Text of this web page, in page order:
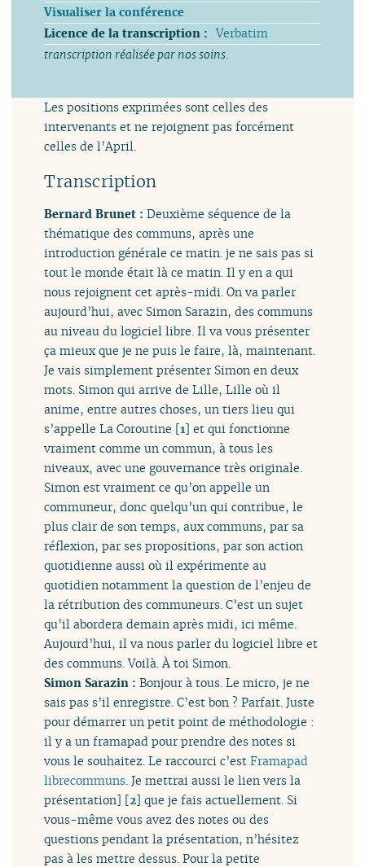
Visualiser la conférence
Licence de la transcription : Verbatim
transcription réalisée par nos soins.
Les positions exprimées sont celles des
intervenants et ne rejoignent pas forcément
celles de l’April.
Transcription
Bernard Brunet : Deuxième séquence de la
thématique des communs, après une
introduction générale ce matin. je ne sais pas si
tout le monde était là ce matin. Il y en a qui
nous rejoignent cet après-midi. On va parler
aujourd’hui, avec Simon Sarazin, des communs
au niveau du logiciel libre. Il va vous présenter
ça mieux que je ne puis le faire, là, maintenant.
Je vais simplement présenter Simon en deux
mots. Simon qui arrive de Lille, Lille où il
anime, entre autres choses, un tiers lieu qui
s’appelle La Coroutine [1] et qui fonctionne
vraiment comme un commun, à tous les
niveaux, avec une gouvernance très originale.
Simon est vraiment ce qu’on appelle un
communeur, donc quelqu’un qui contribue, le
plus clair de son temps, aux communs, par sa
réflexion, par ses propositions, par son action
quotidienne aussi où il expérimente au
quotidien notamment la question de l’enjeu de
la rétribution des communeurs. C’est un sujet
qu’il abordera demain après midi, ici même.
Aujourd’hui, il va nous parler du logiciel libre et
des communs. Voilà. À toi Simon.
Simon Sarazin :Bonjour à tous. Le micro, je ne
sais pas s’il enregistre. C’est bon ? Parfait. Juste
pour démarrer un petit point de méthodologie :
il y a un framapad pour prendre des notes si
vous le souhaitez. Le raccourci c’estFramapad
librecommuns . Je mettrai aussi le lien vers la
présentation] [2] que je fais actuellement. Si
vous-même vous avez des notes ou des
questions pendant la présentation, n’hésitez
pas à les mettre dessus. Pour la petite